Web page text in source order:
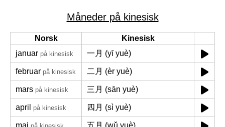
Måneder på kinesisk
Norsk
Kinesisk
januar på kinesisk 一月 (yī yuè)
februar på kinesisk 二月 (èr yuè)
mars på kinesisk 三月 (sān yuè)
april på kinesisk 四月 (sì yuè)
mai 五月 (wǔ yuè)